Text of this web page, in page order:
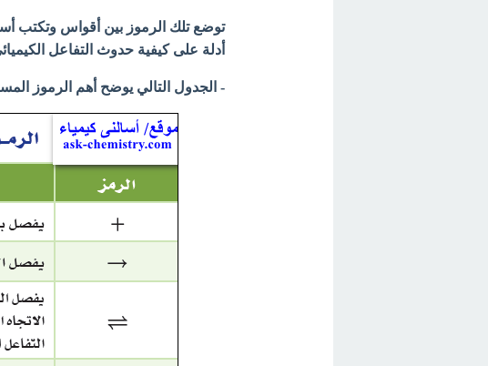
توضع تلك الرموز بين أقواس وتكتب
أدلة على كيفية حدوث التفاعل
- الجدول التالي يوضح أهم الرموز